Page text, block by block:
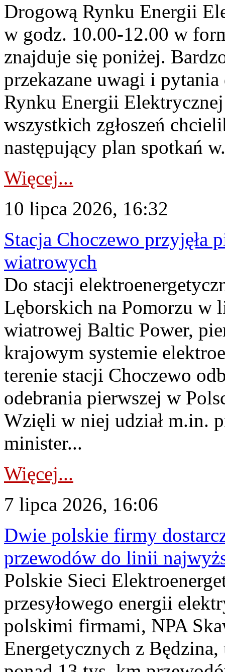
Drogową Rynku Energii
w godz. 10.00-12.00 w
znajduje się poniżej.
przekazane uwagi i
Rynku Energii
wszystkich zgłoszeń
następujący plan spotkań
Więcej...
10 lipca 2026, 16:32
Stacja Choczewo przyjęła
wiatrowych
Do stacji
Lęborskich na Pomorzu w
wiatrowej Baltic Power,
krajowym systemie
terenie stacji Choczewo
odebrania pierwszej w
Wzięli w niej udział m.in.
minister...
Więcej...
7 lipca 2026, 16:06
Dwie polskie firmy
przewodów do linii
Polskie Sieci
przesyłowego energii
polskimi firmami, NPA
Energetycznych z